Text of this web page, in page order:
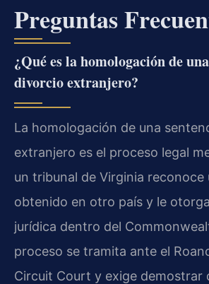
Preguntas
¿Qué es la homologación de
divorcio extranjero?
La homologación de una
extranjero es el proceso legal
un tribunal de Virginia reconoce
obtenido en otro país y le
jurídica dentro del
proceso se tramita ante el
Circuit Court y exige demostrar